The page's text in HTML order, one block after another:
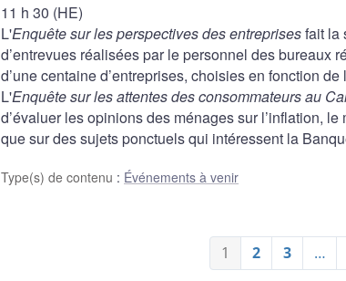
11 h 30 (HE)
L'Enquête sur les perspectives des entreprisesfait la
d’entrevues réalisées par le personnel des bureaux
d’une centaine d’entreprises, choisies en fonction
L'Enquête sur les attentes des consommateurs au
d’évaluer les opinions des ménages sur l’inflation,
que sur des sujets ponctuels qui intéressent la
Type(s) de contenu : Événements à venir
1 2 3 …